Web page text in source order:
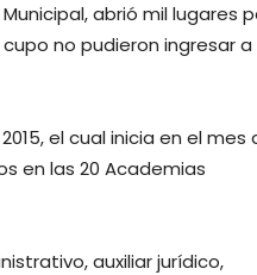
abrió mil lugares
no pudieron ingresar a
el cual inicia en el mes
en las 20 Academias
auxiliar jurídico,